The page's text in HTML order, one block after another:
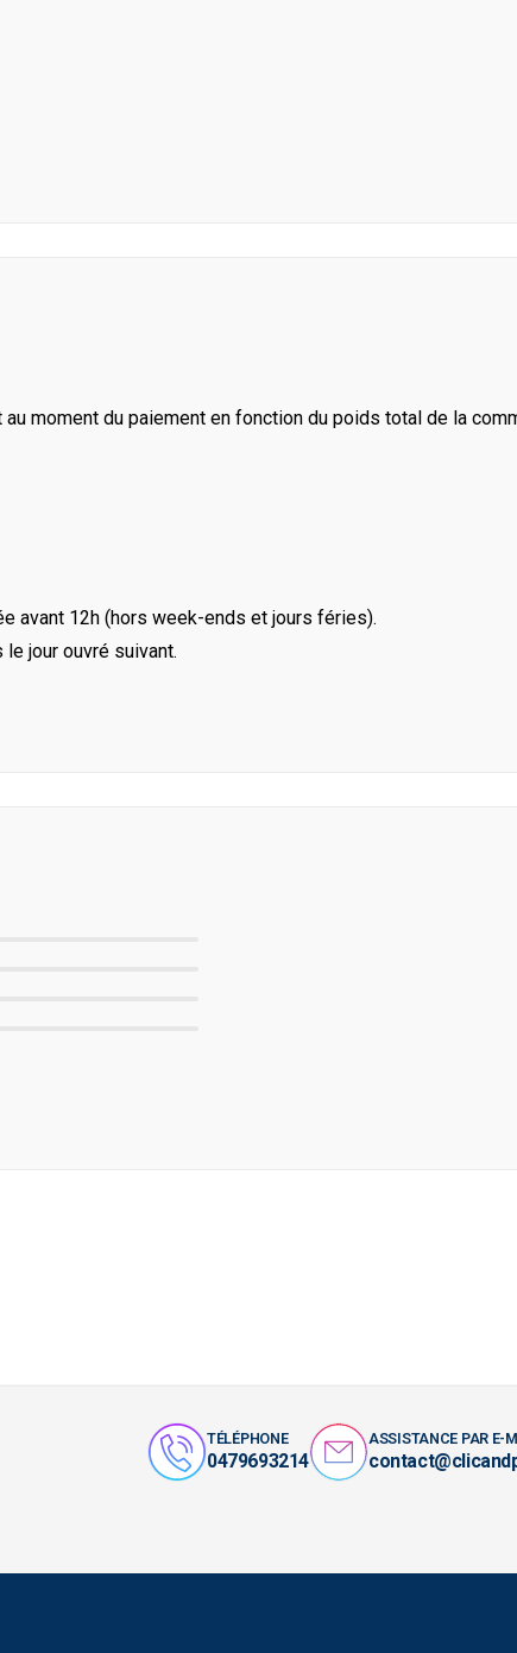
moment du paiement en fonction du poids total de la
avant 12h (hors week-ends et jours féries).
jour ouvré suivant.
TÉLÉPHONE
0479693214
ASSISTANCE PAR E-